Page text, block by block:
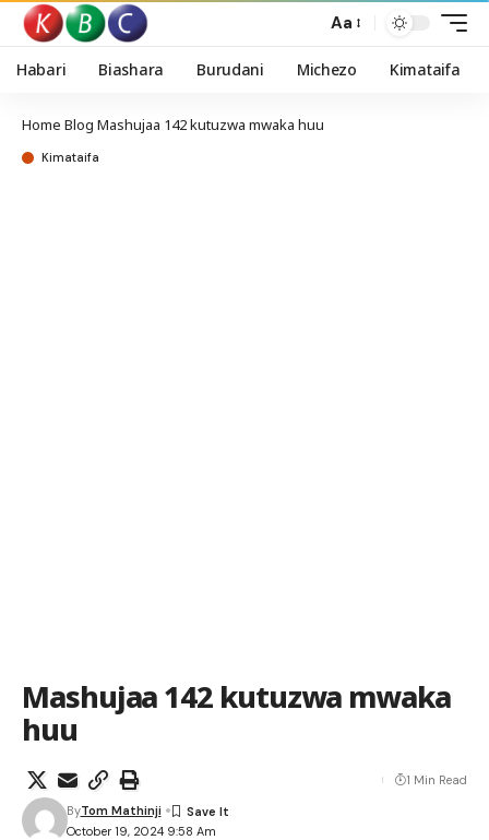
Aa
Habari Biashara Burudani Michezo Kimataifa
Home Blog Mashujaa 142 kutuzwa mwaka huu
Kimataifa
Mashujaa 142 kutuzwa mwaka
huu
October 19, 2024 9:58 Am
ByTom Mathinji
1 Min Read